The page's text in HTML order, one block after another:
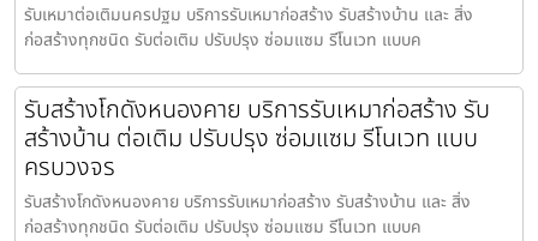
รับเหมาต่อเติมนครปฐม บริการรับเหมาก่อสร้าง รับสร้างบ้าน และ สิ่ง
ก่อสร้างทุกชนิด รับต่อเติม ปรับปรุง ซ่อมแซม รีโนเวท แบบค
รับสร้างโกดังหนองคาย บริการรับเหมาก่อสร้าง รับ
สร้างบ้าน ต่อเติม ปรับปรุง ซ่อมแซม รีโนเวท แบบ
ครบวงจร
รับสร้างโกดังหนองคาย บริการรับเหมาก่อสร้าง รับสร้างบ้าน และ สิ่ง
ก่อสร้างทุกชนิด รับต่อเติม ปรับปรุง ซ่อมแซม รีโนเวท แบบค